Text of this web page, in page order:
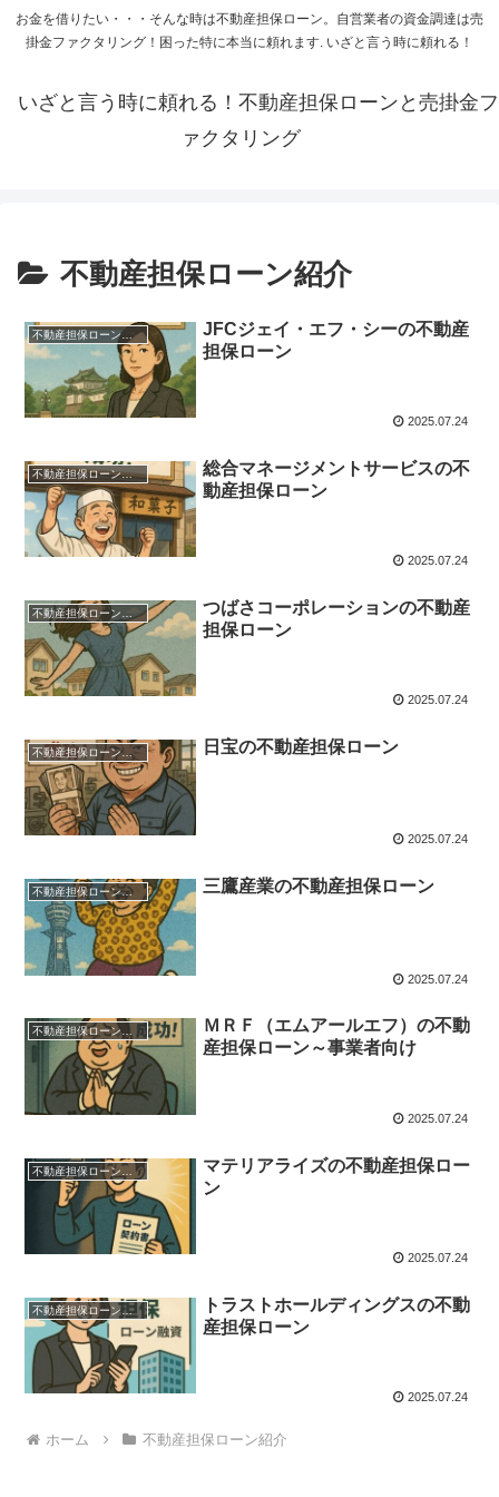
お金を借りたい・・・そんな時は不動産担保ローン。自営業者の資金調達は売
掛金ファクタリング！困った特に本当に頼れます. いざと言う時に頼れる！
いざと言う時に頼れる！不動産担保ローンと売掛金フ
ァクタリング
不動産担保ローン紹介
不動産担保ローン紹介
JFCジェイ・エフ・シーの不動産
担保ローン
2025.07.24
不動産担保ローン紹介
総合マネージメントサービスの不
動産担保ローン
2025.07.24
つばさコーポレーションの不動産
担保ローン
2025.07.24
不動産担保ローン紹介 日宝の不動産担保ローン
2025.07.24
不動産担保ローン紹介 三鷹産業の不動産担保ローン
2025.07.24
不動産担保ローン紹介
ＭＲＦ（エムアールエフ）の不動
産担保ローン～事業者向け
2025.07.24
マテリアライズの不動産担保ロー
ン
2025.07.24
不動産担保ローン紹介
トラストホールディングスの不動
産担保ローン
2025.07.24
ホーム 不動産担保ローン紹介